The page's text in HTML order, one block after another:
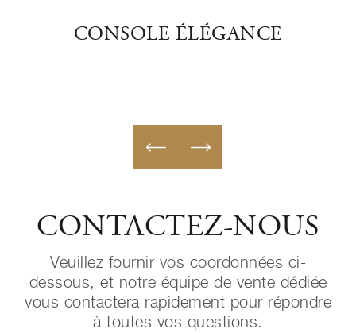
CONSOLE ÉLÉGANCE
CONTACTEZ-NOUS
Veuillez fournir vos coordonnées ci-
dessous, et notre équipe de vente dédiée
vous contactera rapidement pour répondre
à toutes vos questions.